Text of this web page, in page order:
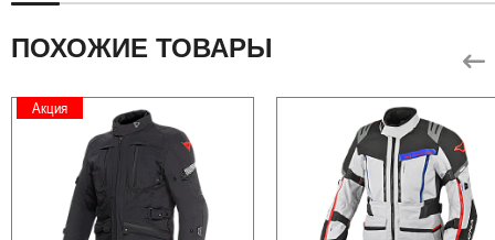
ПОХОЖИЕ ТОВАРЫ
Акция